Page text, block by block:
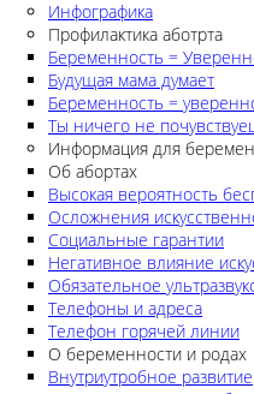
Инфографика
Профилактика аботрта
Беременность =
Будущая мама думает
Беременность =
Ты ничего не
Информация для
Об абортах
Высокая вероятность
Осложнения
Социальные гарантии
Негативное влияние
Обязательное
Телефоны и адреса
Телефон горячей линии
О беременности и родах
Внутриутробное развитие